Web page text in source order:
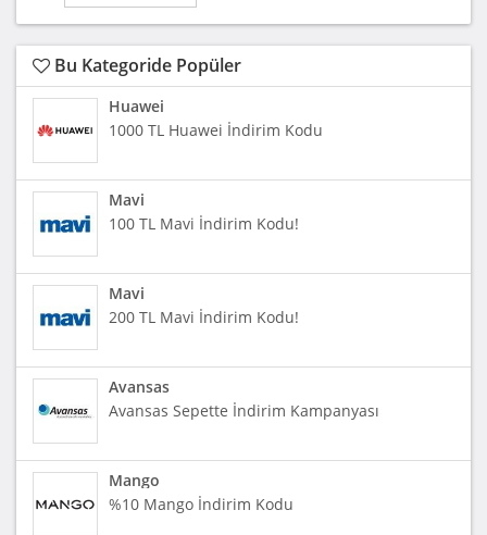
Bu Kategoride Popüler
Huawei
1000 TL Huawei İndirim Kodu
Mavi
100 TL Mavi İndirim Kodu!
Mavi
200 TL Mavi İndirim Kodu!
Avansas
Avansas Sepette İndirim Kampanyası
Mango
%10 Mango İndirim Kodu